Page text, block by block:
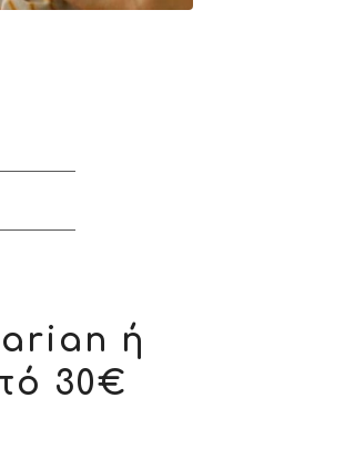
ή
30€